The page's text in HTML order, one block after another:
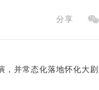
分享
并常态化落地怀化大剧